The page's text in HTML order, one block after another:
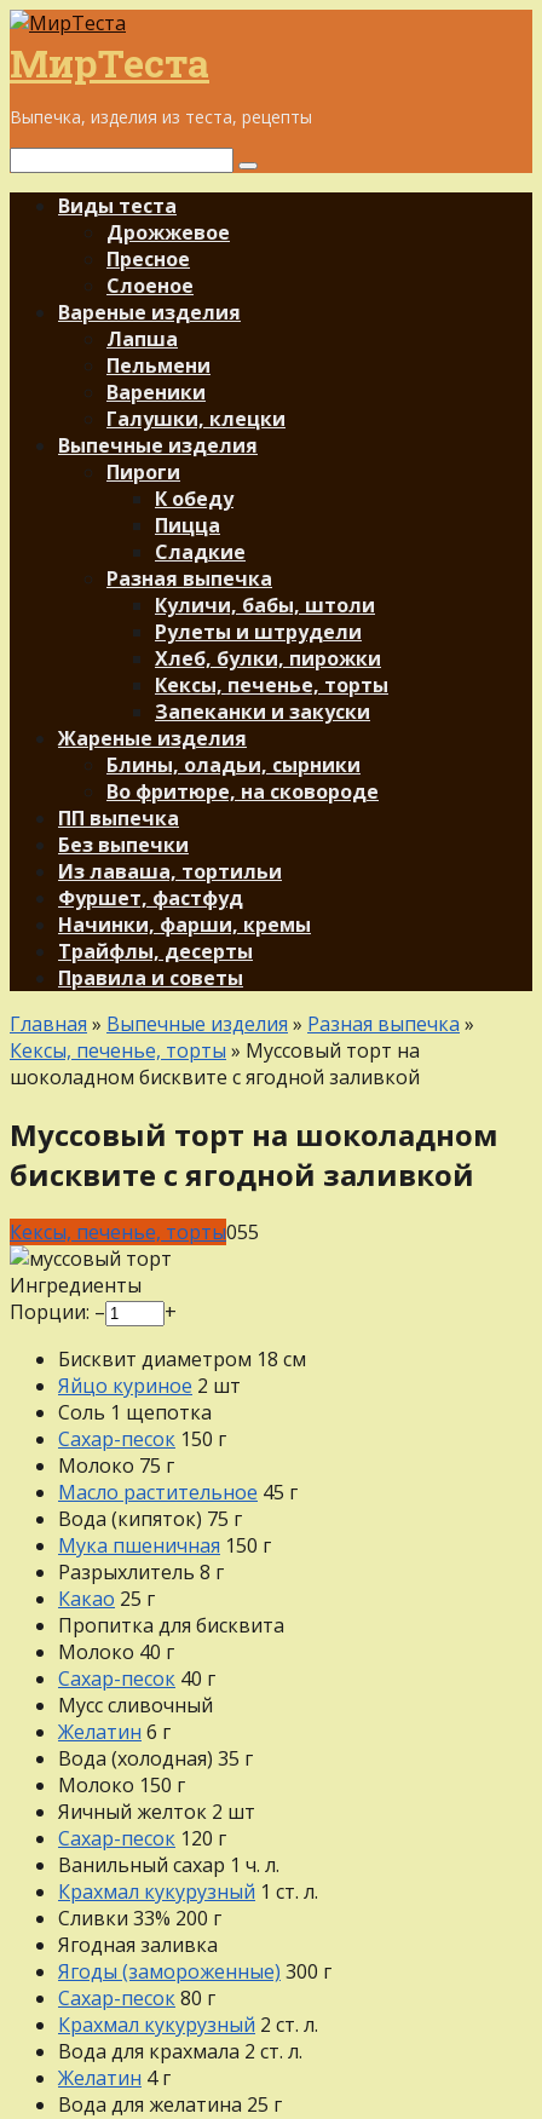
Перейти
к
контенту
МирТеста
Выпечка, изделия из теста, рецепты
Поиск:
Виды теста
Дрожжевое
Пресное
Слоеное
Вареные изделия
Лапша
Пельмени
Вареники
Галушки, клецки
Выпечные изделия
Пироги
К обеду
Пицца
Сладкие
Разная выпечка
Куличи, бабы, штоли
Рулеты и штрудели
Хлеб, булки, пирожки
Кексы, печенье, торты
Запеканки и закуски
Жареные изделия
Блины, оладьи, сырники
Во фритюре, на сковороде
ПП выпечка
Без выпечки
Из лаваша, тортильи
Фуршет, фастфуд
Начинки, фарши, кремы
Трайфлы, десерты
Правила и советы
Главная » Выпечные изделия » Разная выпечка »
Кексы, печенье, торты » Муссовый торт на
шоколадном бисквите с ягодной заливкой
Муссовый торт на шоколадном
бисквите с ягодной заливкой
Кексы, печенье, торты055
Ингредиенты
Порции: –
+
Бисквит диаметром 18 см
Яйцо куриное 2 шт
Соль 1 щепотка
Сахар-песок 150 г
Молоко 75 г
Масло растительное 45 г
Вода (кипяток) 75 г
Мука пшеничная 150 г
Разрыхлитель 8 г
Какао 25 г
Пропитка для бисквита
Молоко 40 г
Сахар-песок 40 г
Мусс сливочный
Желатин 6 г
Вода (холодная) 35 г
Молоко 150 г
Яичный желток 2 шт
Сахар-песок 120 г
Ванильный сахар 1 ч. л.
Крахмал кукурузный 1 ст. л.
Сливки 33% 200 г
Ягодная заливка
Ягоды (замороженные) 300 г
Сахар-песок80 г
Крахмал кукурузный 2 ст. л.
Вода для крахмала 2 ст. л.
Желатин 4г
Вода для желатина 25 г